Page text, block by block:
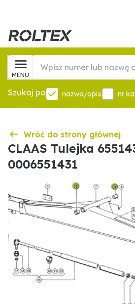
MENU
Szukaj po nazwa/opis nr
Wróć do strony głównej
CLAAS Tulejka
0006551431